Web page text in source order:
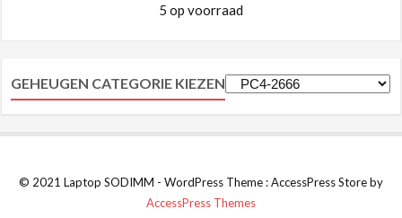
5 op voorraad
GEHEUGEN CATEGORIE KIEZEN
© 2021 Laptop SODIMM - WordPress Theme : AccessPress Store by
AccessPress Themes